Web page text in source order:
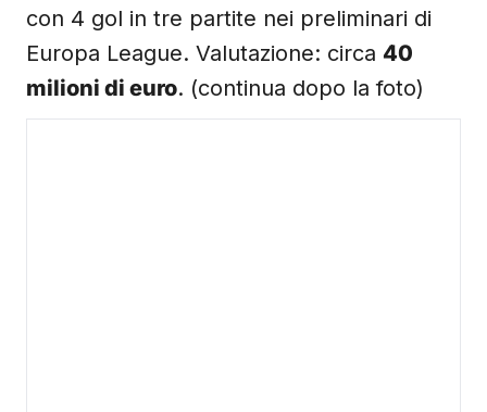
con 4 gol in tre partite nei preliminari di
Europa League. Valutazione: circa 40
milioni di euro. (continua dopo la foto)